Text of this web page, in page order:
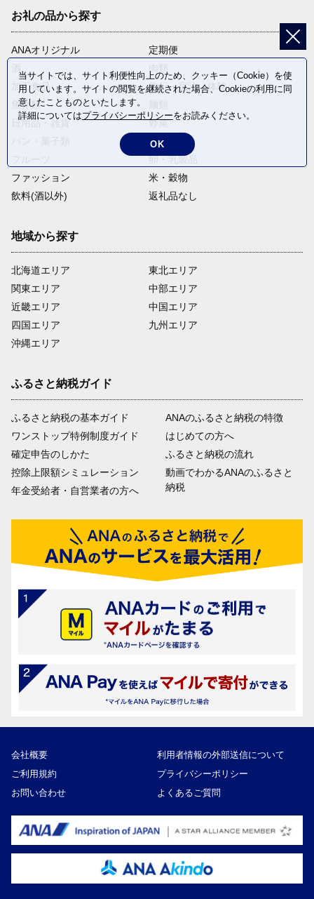
お礼の品から探す
ANAオリジナル
定期便
肉類
加工食品
旅行・宿泊・体験
魚介類
日用品・雑貨
野菜
電化製品
卵・乳製品
ファッション
米・穀物
飲料(酒以外)
返礼品なし
地域から探す
北海道エリア
関東エリア
近畿エリア
四国エリア
沖縄エリア
東北エリア
中部エリア
中国エリア
九州エリア
ふるさと納税ガイド
ふるさと納税の基本ガイド
ワンストップ特例制度ガイド
確定申告のしかた
控除上限額シミュレーション
年金受給者・自営業者の方へ
ANAのふるさと納税の特徴
はじめての方へ
ふるさと納税の流れ
動画でわかるANAのふるさと
納税
会社概要
利用者情報の外部送信について
ご利用規約
プライバシーポリシー
お問い合わせ
よくあるご質問
当サイトでは、サイト利便性向上のため、クッキー（Cookie）を使
用しています。サイトの閲覧を継続された場合、Cookieの利用に同
意したことものといたします。
詳細についてはプライバシーポリシーをお読みください。
OK